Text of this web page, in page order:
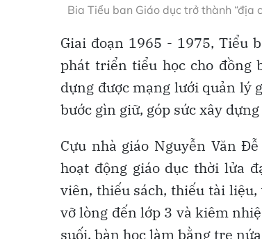
Bia Tiểu ban Giáo dục trở thành “địa
Giai đoạn 1965 - 1975, Tiểu
phát triển tiểu học cho đồng
dựng được mạng lưới quản lý
bước gìn giữ, góp sức xây
Cựu nhà giáo Nguyễn Văn
hoạt động giáo dục thời lửa
viên, thiếu sách, thiếu tài
vỡ lòng đến lớp 3 và kiêm
suối, bàn học làm bằng tre